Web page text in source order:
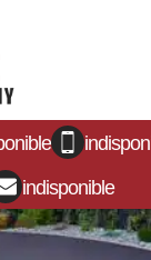
indisponible